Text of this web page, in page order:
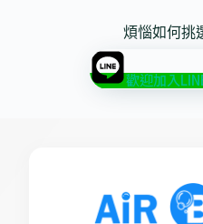
煩惱如何挑
歡迎加入